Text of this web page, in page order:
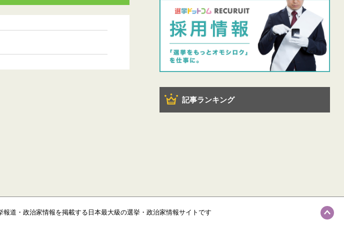
記事ランキング
道・政治家情報を掲載する日本最大級の選挙・政治家情報サイトです